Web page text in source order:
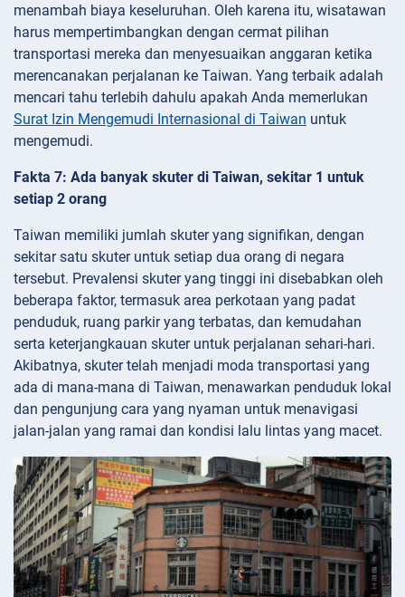
menambah biaya keseluruhan. Oleh karena itu, wisatawan
harus mempertimbangkan dengan cermat pilihan
transportasi mereka dan menyesuaikan anggaran ketika
merencanakan perjalanan ke Taiwan. Yang terbaik adalah
mencari tahu terlebih dahulu apakah Anda memerlukan
Surat Izin Mengemudi Internasional di Taiwan untuk
mengemudi.
Fakta 7: Ada banyak skuter di Taiwan, sekitar 1 untuk
setiap 2 orang
Taiwan memiliki jumlah skuter yang signifikan, dengan
sekitar satu skuter untuk setiap dua orang di negara
tersebut. Prevalensi skuter yang tinggi ini disebabkan oleh
beberapa faktor, termasuk area perkotaan yang padat
penduduk, ruang parkir yang terbatas, dan kemudahan
serta keterjangkauan skuter untuk perjalanan sehari-hari.
Akibatnya, skuter telah menjadi moda transportasi yang
ada di mana-mana di Taiwan, menawarkan penduduk lokal
dan pengunjung cara yang nyaman untuk menavigasi
jalan-jalan yang ramai dan kondisi lalu lintas yang macet.